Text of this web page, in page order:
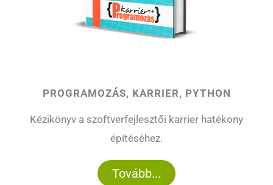
PROGRAMOZÁS, KARRIER, PYTHON
Kézikönyv a szoftverfejlesztői karrier hatékony
építéséhez.
Tovább...